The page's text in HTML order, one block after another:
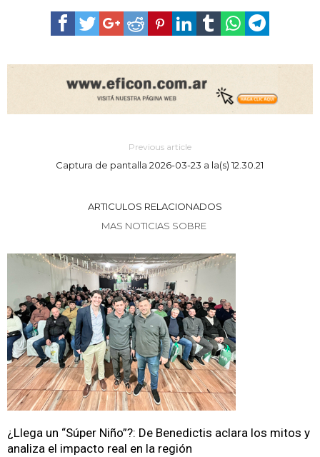
Previous article
Captura de pantalla 2026-03-23 a la(s) 12.30.21
ARTICULOS RELACIONADOS
MAS NOTICIAS SOBRE
¿Llega un “Súper Niño”?: De Benedictis aclara los mitos y
analiza el impacto real en la región